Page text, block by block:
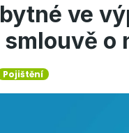
ve
o
Pojištění